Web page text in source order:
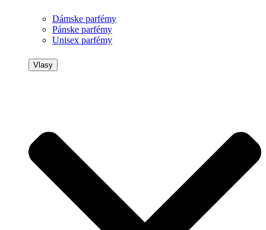
Dámske parfémy
Pánske parfémy
Unisex parfémy
Vlasy